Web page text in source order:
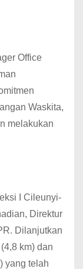
Office
Waskita,
melakukan
I Cileunyi-
Direktur
Dilanjutkan
km) dan
yang telah